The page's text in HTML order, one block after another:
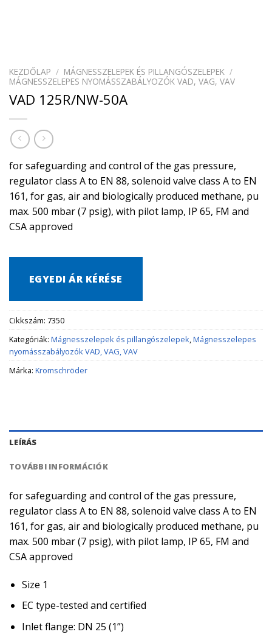
KEZDŐLAP / MÁGNESSZELEPEK ÉS PILLANGÓSZELEPEK /
MÁGNESSZELEPES NYOMÁSSZABÁLYOZÓK VAD, VAG, VAV
VAD 125R/NW-50A
for safeguarding and control of the gas pressure,
regulator class A to EN 88, solenoid valve class A to EN
161, for gas, air and biologically produced methane, pu
max. 500 mbar (7 psig), with pilot lamp, IP 65, FM and
CSA approved
EGYEDI ÁR KÉRÉSE
Cikkszám: 7350
Kategóriák: Mágnesszelepek és pillangószelepek,Mágnesszelepes
nyomásszabályozók VAD, VAG, VAV
Márka: Kromschröder
LEÍRÁS
TOVÁBBI INFORMÁCIÓK
for safeguarding and control of the gas pressure,
regulator class A to EN 88, solenoid valve class A to EN
161, for gas, air and biologically produced methane, pu
max. 500 mbar (7 psig), with pilot lamp, IP 65, FM and
CSA approved
Size 1
EC type-tested and certified
Inlet flange: DN 25 (1”)